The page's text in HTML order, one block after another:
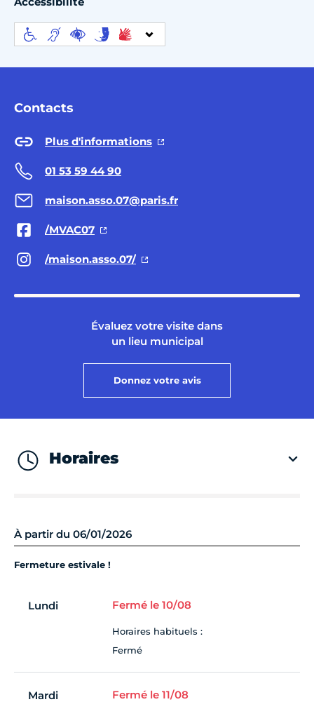
Contacts
Plus d'informations
01 53 59 44 90
maison.asso.07@paris.fr
/MVAC07
/maison.asso.07/
Évaluez votre visite dans
un lieu municipal
Donnez votre avis
Horaires
À partir du 06/01/2026
Fermeture estivale !
Lundi Fermé le 10/08
Horaires habituels :
Fermé
Mardi Fermé le 11/08